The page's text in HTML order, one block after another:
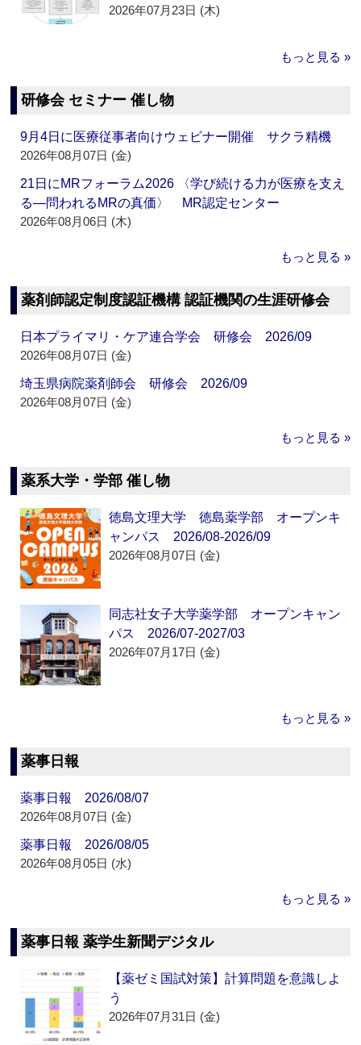
2026年07月23日 (木)
もっと見る »
研修会 セミナー 催し物
9月4日に医療従事者向けウェビナー開催 サクラ精機
2026年08月07日 (金)
21日にMRフォーラム2026 〈学び続ける力が医療を支え
る―問われるMRの真価〉 MR認定センター
2026年08月06日 (木)
もっと見る »
薬剤師認定制度認証機構 認証機関の生涯研修会
日本プライマリ・ケア連合学会 研修会 2026/09
2026年08月07日 (金)
埼玉県病院薬剤師会 研修会 2026/09
2026年08月07日 (金)
もっと見る »
薬系大学・学部 催し物
徳島文理大学 徳島薬学部 オープンキ
ャンパス 2026/08-2026/09
2026年08月07日 (金)
同志社女子大学薬学部 オープンキャン
パス 2026/07-2027/03
2026年07月17日 (金)
もっと見る »
薬事日報
薬事日報 2026/08/07
2026年08月07日 (金)
薬事日報 2026/08/05
2026年08月05日 (水)
もっと見る »
薬事日報 薬学生新聞デジタル
【薬ゼミ国試対策】計算問題を意識しよ
う
2026年07月31日 (金)